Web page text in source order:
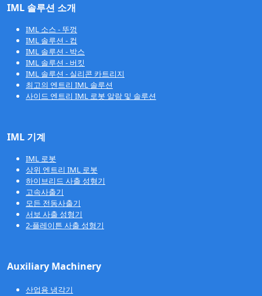
IML 솔루션 소개
IML 소스 - 뚜껑
IML 솔루션 - 컵
IML 솔루션 - 박스
IML 솔루션 - 버킷
IML 솔루션 - 실리콘 카트리지
최고의 엔트리 IML 솔루션
사이드 엔트리 IML 로봇 알람 및 솔루션
IML 기계
IML 로봇
상위 엔트리 IML 로봇
하이브리드 사출 성형기
고속사출기
모든 전동사출기
서보 사출 성형기
2-플레이튼 사출 성형기
Auxiliary Machinery
산업용 냉각기